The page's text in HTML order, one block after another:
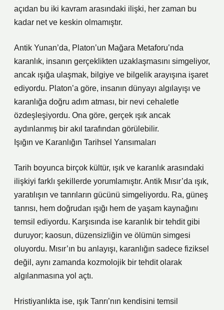
açıdan bu iki kavram arasındaki ilişki, her zaman bu
kadar net ve keskin olmamıştır.
Antik Yunan’da, Platon’un Mağara Metaforu’nda
karanlık, insanın gerçeklikten uzaklaşmasını simgeliyor,
ancak ışığa ulaşmak, bilgiye ve bilgelik arayışına işaret
ediyordu. Platon’a göre, insanın dünyayı algılayışı ve
karanlığa doğru adım atması, bir nevi cehaletle
özdeşleşiyordu. Ona göre, gerçek ışık ancak
aydınlanmış bir akıl tarafından görülebilir.
Işığın ve Karanlığın Tarihsel Yansımaları
Tarih boyunca birçok kültür, ışık ve karanlık arasındaki
ilişkiyi farklı şekillerde yorumlamıştır. Antik Mısır’da ışık,
yaratılışın ve tanrıların gücünü simgeliyordu. Ra, güneş
tanrısı, hem doğrudan ışığı hem de yaşam kaynağını
temsil ediyordu. Karşısında ise karanlık bir tehdit gibi
duruyor; kaosun, düzensizliğin ve ölümün simgesi
oluyordu. Mısır’ın bu anlayışı, karanlığın sadece fiziksel
değil, aynı zamanda kozmolojik bir tehdit olarak
algılanmasına yol açtı.
Hristiyanlıkta ise, ışık Tanrı’nın kendisini temsil